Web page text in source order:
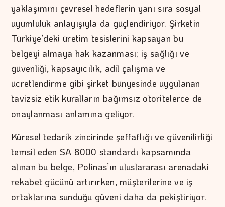
yaklaşımını çevresel hedeflerin yanı sıra sosyal
uyumluluk anlayışıyla da güçlendiriyor. Şirketin
Türkiye’deki üretim tesislerini kapsayan bu
belgeyi almaya hak kazanması; iş sağlığı ve
güvenliği, kapsayıcılık, adil çalışma ve
ücretlendirme gibi şirket bünyesinde uygulanan
tavizsiz etik kuralların bağımsız otoritelerce de
onaylanması anlamına geliyor.
Küresel tedarik zincirinde şeffaflığı ve güvenilirliği
temsil eden SA 8000 standardı kapsamında
alınan bu belge, Polinas’ın uluslararası arenadaki
rekabet gücünü artırırken, müşterilerine ve iş
ortaklarına sunduğu güveni daha da pekiştiriyor.